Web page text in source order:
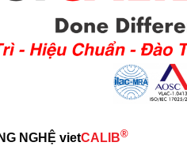
NGHỆ vietCALIB®